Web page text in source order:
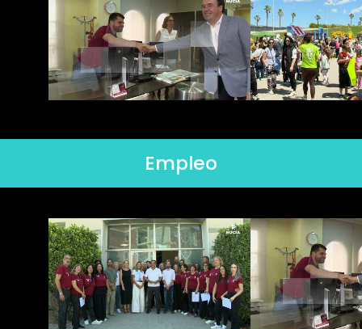
Empleo